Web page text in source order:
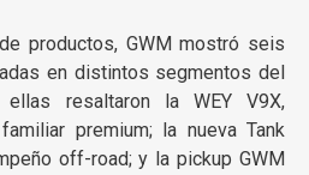
productos, GWM mostró seis
en distintos segmentos del
ellas resaltaron la WEY V9X,
premium; la nueva Tank
off-road; y la pickup GWM